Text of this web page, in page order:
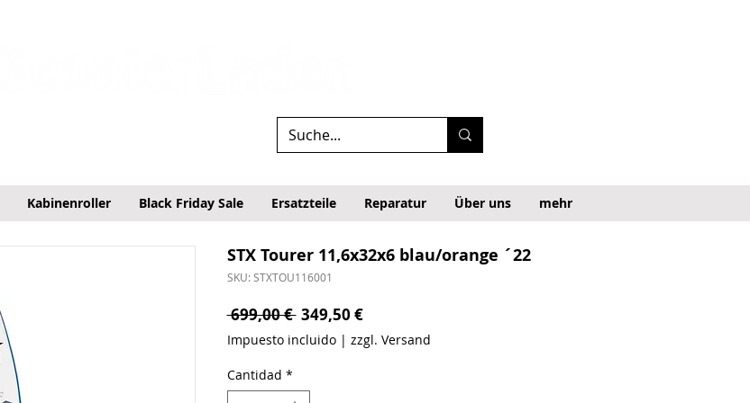
Kabinenroller Black Friday Sale Ersatzteile Reparatur Über uns mehr
STX Tourer 11,6x32x6 blau/orange ´22
SKU: STXTOU116001
699,00 € Precio
349,50 €Precio de oferta
Impuesto incluido| zzgl. Versand
Cantidad *